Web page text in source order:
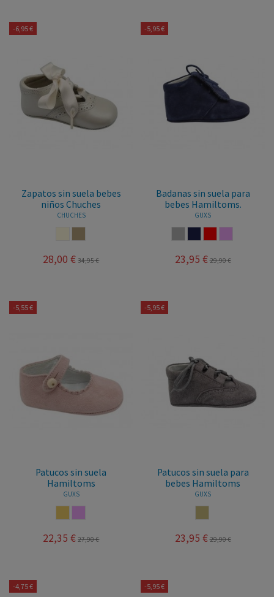
-6,95 €
Zapatos sin suela bebes
niños Chuches
CHUCHES
28,00 € 34,95 €
-5,95 €
Badanas sin suela para
bebes Hamiltoms.
GUXS
23,95 € 29,90 €
-5,55 €
Patucos sin suela
Hamiltoms
GUXS
22,35 € 27,90 €
-5,95 €
Patucos sin suela para
bebes Hamiltoms
GUXS
23,95 € 29,90 €
-4,75 € -5,95 €